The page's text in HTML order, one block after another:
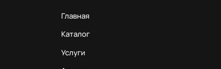
Главная
Каталог
Услуги